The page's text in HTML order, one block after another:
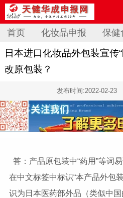
首页 化妆品申报 保健
日本进口化妆品外包装宣传
改原包装？
发布时间:2022-02-23
答：产品原包装中“药用”等词
在中文标签中标识“本产品外包
识为日本医药部外品（类似中